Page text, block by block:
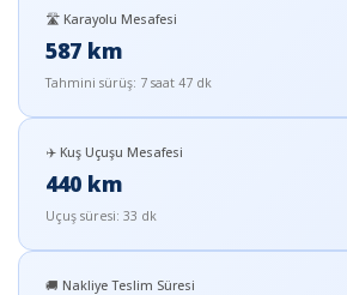
🛣️ Karayolu Mesafesi
587 km
Tahmini sürüş: 7 saat 47 dk
✈️ Kuş Uçuşu Mesafesi
440 km
Uçuş süresi: 33 dk
🚚 Nakliye Teslim Süresi